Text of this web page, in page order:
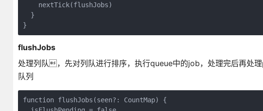
    nextTick(flushJobs)
  }
flushJobs
处理列队，先对列队进行排序，执行queue中的job，处理完后再处
队列
function flushJobs(seen?: CountMap) {